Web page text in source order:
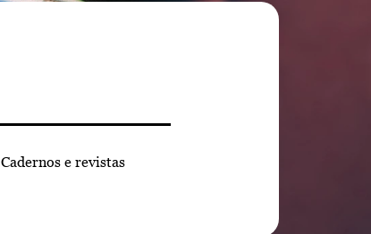
Cadernos e revistas